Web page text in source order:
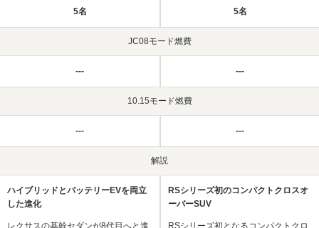
5名 5名
JC08モード燃費
--- ---
10.15モード燃費
--- ---
解説
ハイブリッドとバッテリーEVを両立
した進化
レクサスの基幹セダンが8代目へと進
RSシリーズ初のコンパクトクロスオ
ーバーSUV
RSシリーズ初となるコンパクトクロ